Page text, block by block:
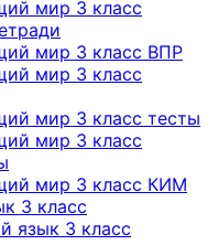
мир 3 класс
мир 3 класс ВПР
мир 3 класс
мир 3 класс тесты
мир 3 класс
мир 3 класс КИМ
3 класс
язык 3 класс